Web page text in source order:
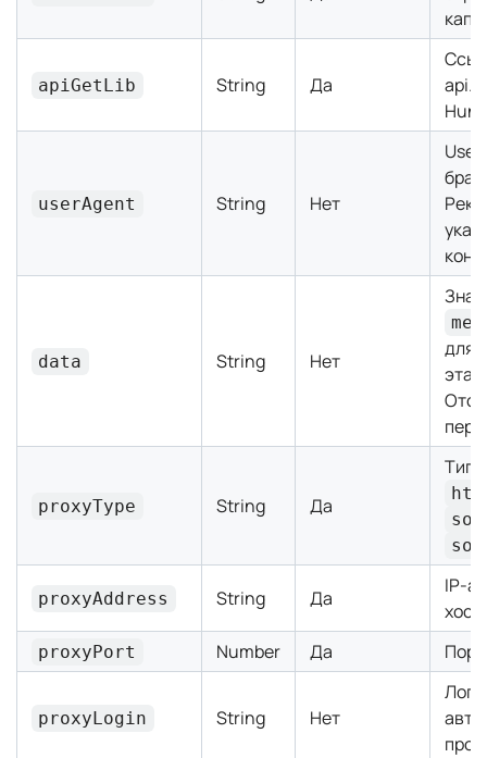
apiGetLib String Да
Hunt
userAgent String Нет
data String Нет
для
proxyType String Да
Тип
proxyAddress String Да
IP-
хост
proxyPort Number Да
proxyLogin String Нет